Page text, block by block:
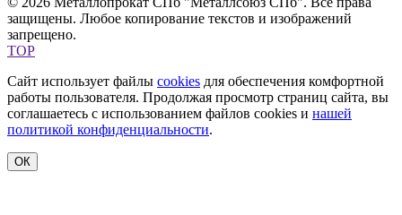
защищены. Любое копирование текстов и изображений
запрещено.
TOP
Сайт использует файлы cookies для обеспечения комфортной
работы пользователя. Продолжая просмотр страниц сайта, вы
соглашаетесь с использованием файлов cookies и нашей
политикой конфиденциальности.
ОК